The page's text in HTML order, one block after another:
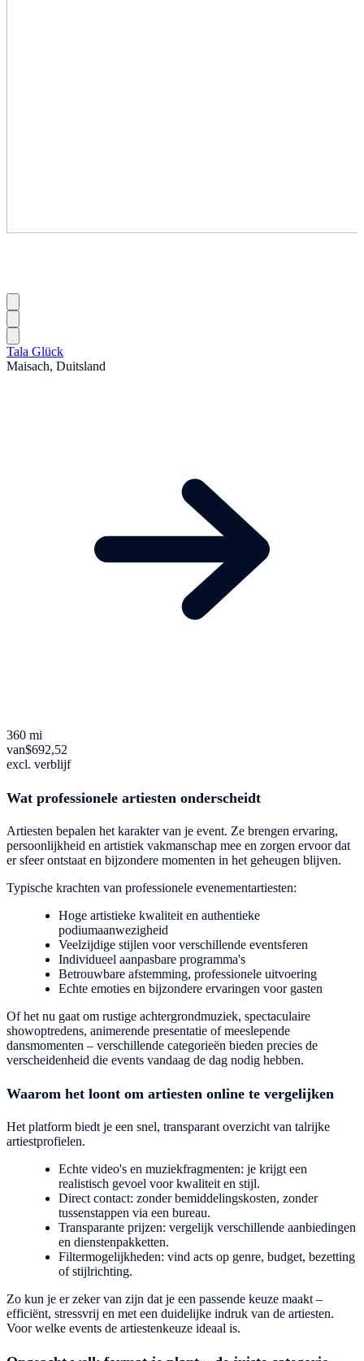
Tala Glück
Maisach, Duitsland
360 mi
van$692,52
excl. verblijf
Wat professionele artiesten onderscheidt
Artiesten bepalen het karakter van je event. Ze brengen ervaring,
persoonlijkheid en artistiek vakmanschap mee en zorgen ervoor dat
er sfeer ontstaat en bijzondere momenten in het geheugen blijven.
Typische krachten van professionele evenementartiesten:
Hoge artistieke kwaliteit en authentieke
podiumaanwezigheid
Veelzijdige stijlen voor verschillende eventsferen
Individueel aanpasbare programma's
Betrouwbare afstemming, professionele uitvoering
Echte emoties en bijzondere ervaringen voor gasten
Of het nu gaat om rustige achtergrondmuziek, spectaculaire
showoptredens, animerende presentatie of meeslepende
dansmomenten – verschillende categorieën bieden precies de
verscheidenheid die events vandaag de dag nodig hebben.
Waarom het loont om artiesten online te vergelijken
Het platform biedt je een snel, transparant overzicht van talrijke
artiestprofielen.
Echte video's en muziekfragmenten: je krijgt een
realistisch gevoel voor kwaliteit en stijl.
Direct contact: zonder bemiddelingskosten, zonder
tussenstappen via een bureau.
Transparante prijzen: vergelijk verschillende aanbiedingen
en dienstenpakketten.
Filtermogelijkheden: vind acts op genre, budget, bezetting
of stijlrichting.
Zo kun je er zeker van zijn dat je een passende keuze maakt –
efficiënt, stressvrij en met een duidelijke indruk van de artiesten.
Voor welke events de artiestenkeuze ideaal is.